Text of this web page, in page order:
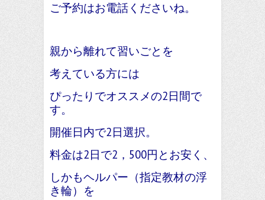
ご予約はお電話くださいね。
親から離れて習いごとを
考えている方には
ぴったりでオススメの2日間で
す。
開催日内で2日選択。
料金は2日で2，500円とお安く、
しかもヘルパー（指定教材の浮
き輪）を